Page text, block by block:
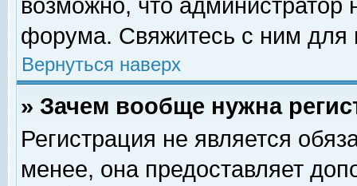
возможно, что
форума. Свяжитесь с ним для
Вернуться наверх
» Зачем вообще нужна
Регистрация не является
менее, она предоставляет